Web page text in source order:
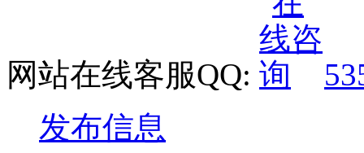
网站在线客服QQ:
发布信息